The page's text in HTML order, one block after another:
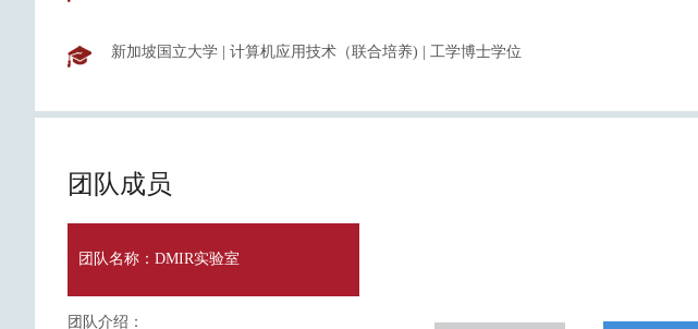
新加坡国立大学 计算机应用技术（联合培养) 工学博士学位
团队成员
团队名称：DMIR实验室
团队介绍：